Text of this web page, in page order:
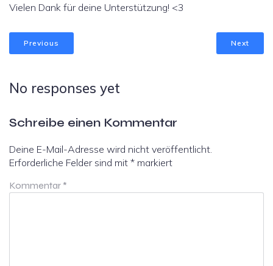
Vielen Dank für deine Unterstützung! <3
Previous Next
No responses yet
Schreibe einen Kommentar
Deine E-Mail-Adresse wird nicht veröffentlicht.
Erforderliche Felder sind mit * markiert
Kommentar *